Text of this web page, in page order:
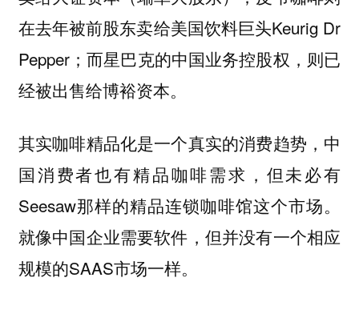
在去年被前股东卖给美国饮料巨头Keurig Dr
Pepper；而星巴克的中国业务控股权，则已
经被出售给博裕资本。
其实咖啡精品化是一个真实的消费趋势，中
国消费者也有精品咖啡需求，但未必有
Seesaw那样的精品连锁咖啡馆这个市场。
就像中国企业需要软件，但并没有一个相应
规模的SAAS市场一样。